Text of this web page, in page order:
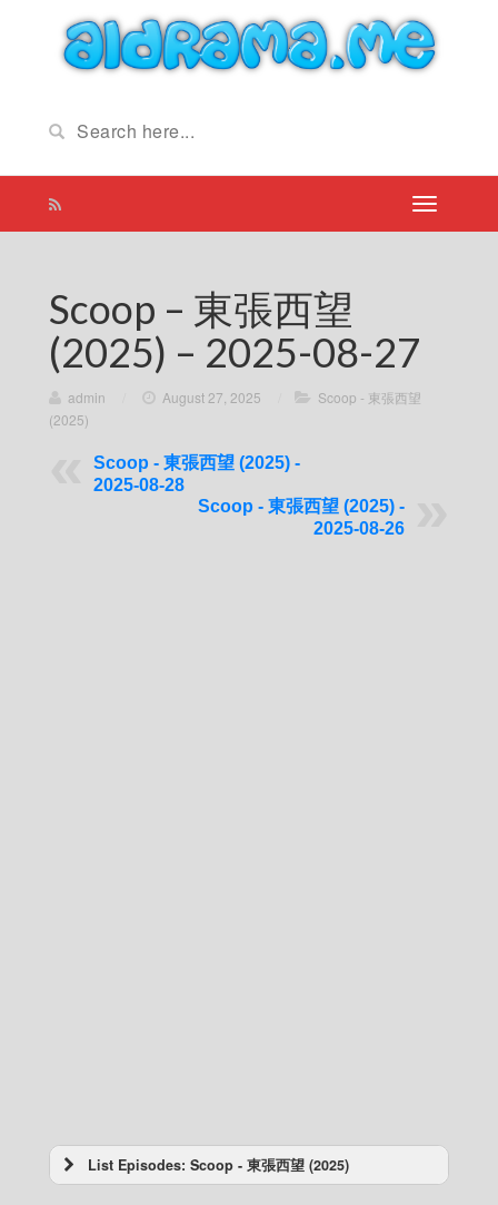
Scoop – 東張西望
(2025) – 2025-08-27
admin August 27, 2025
Scoop - 東張西望
(2025)
Scoop - 東張西望 (2025) -
2025-08-28
Scoop - 東張西望 (2025) -
2025-08-26
List Episodes: Scoop - 東張西望 (2025)